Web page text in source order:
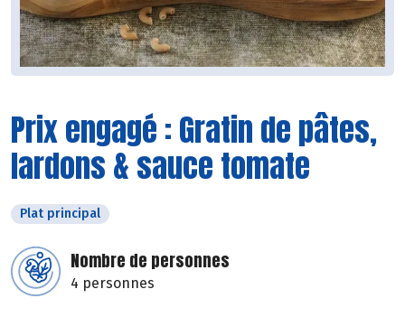
Prix engagé : Gratin de pâtes,
lardons & sauce tomate
Plat principal
Nombre de personnes
4 personnes